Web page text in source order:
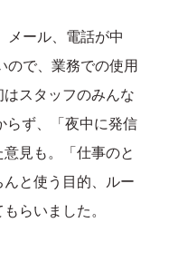
メール、電話が中
ので、業務での使用
スタッフのみんな
らず、「夜中に発信
見も。「仕事のと
と使う目的、ルー
らいました。